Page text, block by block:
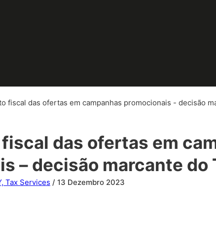
fiscal das ofertas em campanhas promocionais - decisão
das ofertas em
– decisão marcante do
Tax Services / 13 Dezembro 2023